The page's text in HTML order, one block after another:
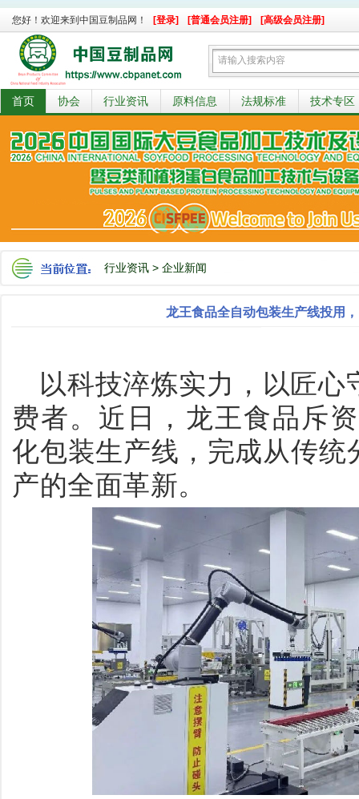
您好！欢迎来到中国豆制品网！ [登录] [普通会员注册] [高级会员注册]
首页 协会 行业资讯 原料信息 法规标准 技术专区
行业资讯 > 企业新闻
龙王食品全自动包装生产线投用
以科技淬炼实力，以匠
费者。近日，龙王食品斥
化包装生产线，完成从传
产的全面革新。